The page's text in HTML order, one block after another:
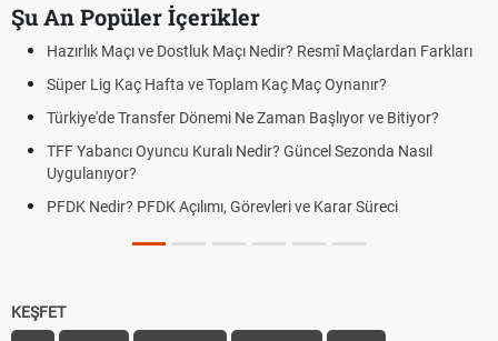
Şu An Popüler İçerikler
Hazırlık Maçı ve Dostluk Maçı Nedir? Resmî Maçlardan Farkları
Süper Lig Kaç Hafta ve Toplam Kaç Maç Oynanır?
Türkiye'de Transfer Dönemi Ne Zaman Başlıyor ve Bitiyor?
TFF Yabancı Oyuncu Kuralı Nedir? Güncel Sezonda Nasıl
Uygulanıyor?
PFDK Nedir? PFDK Açılımı, Görevleri ve Karar Süreci
KEŞFET